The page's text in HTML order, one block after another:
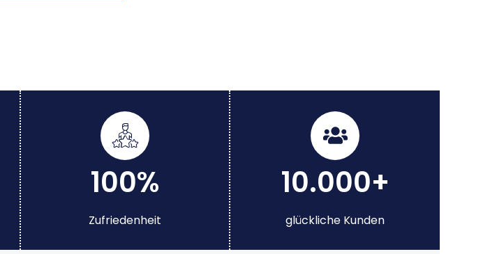
100%
Zufriedenheit
10.000+
glückliche Kunden